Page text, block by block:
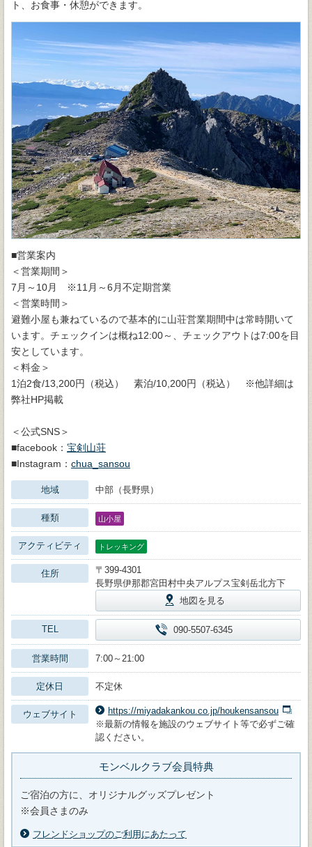
ト、お食事・休憩ができます。
■営業案内
＜営業期間＞
7月～10月 ※11月～6月不定期営業
＜営業時間＞
避難小屋も兼ねているので基本的に山荘営業期間中は常時開いて
います。チェックインは概ね12:00～、チェックアウトは7:00を目
安としています。
＜料金＞
1泊2食/13,200円（税込） 素泊/10,200円（税込） ※他詳細は
弊社HP掲載
＜公式SNS＞
■facebook： 宝剣山荘
■Instagram： chua_sansou
地域 中部（長野県）
種類 山小屋
アクティビティ トレッキング
住所
〒399-4301
長野県伊那郡宮田村中央アルプス宝剣岳北方下
地図を見る
TEL 090-5507-6345
営業時間 7:00～21:00
定休日 不定休
ウェブサイト
https://miyadakankou.co.jp/houkensansou
※最新の情報を施設のウェブサイト等で必ずご確
認ください。
モンベルクラブ会員特典
ご宿泊の方に、オリジナルグッズプレゼント
※会員さまのみ
フレンドショップのご利用にあたって